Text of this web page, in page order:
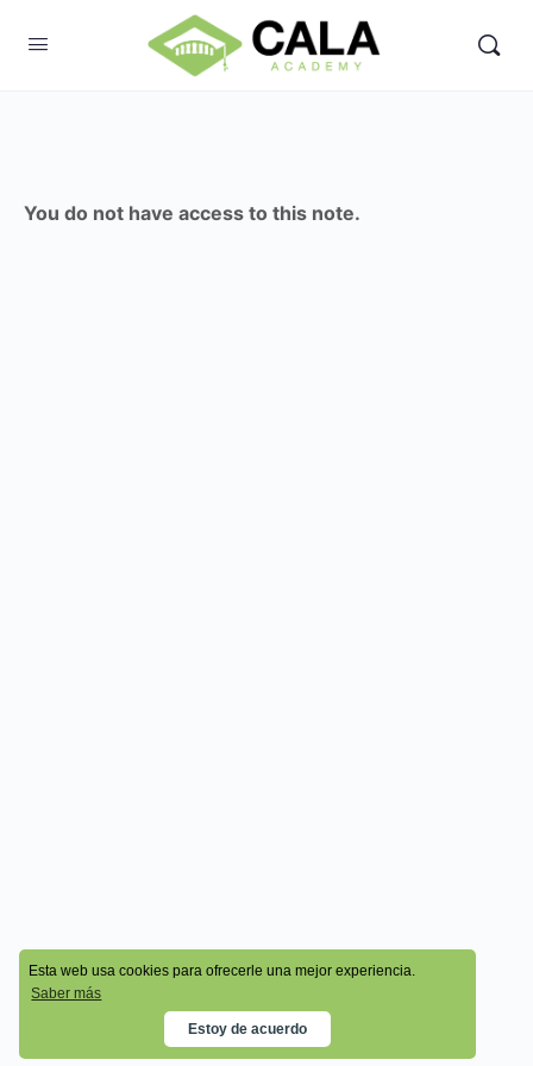
Esta web usa cookies para ofrecerle una mejor experiencia.
Saber más
Estoy de acuerdo
You do not have access to this note.
© 2026 - Cala Academy